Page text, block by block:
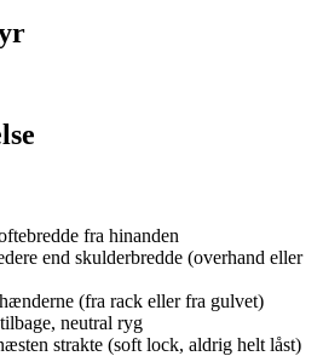
fra hinanden
end skulderbredde (overhand eller
(fra rack eller fra gulvet)
neutral ryg
strakte (soft lock, aldrig helt låst)